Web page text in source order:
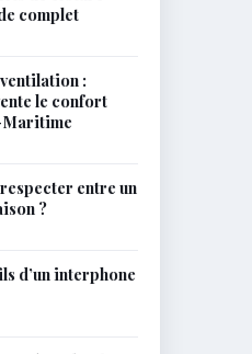
complet
:
le confort
Maritime
entre un
?
d’un interphone